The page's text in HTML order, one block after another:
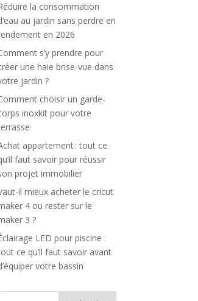
la consommation
au jardin sans perdre en
en 2026
s’y prendre pour
une haie brise-vue dans
jardin ?
choisir un garde-
inoxkit pour votre
appartement : tout ce
faut savoir pour réussir
projet immobilier
il mieux acheter le cricut
4 ou rester sur le
3 ?
LED pour piscine :
ce qu’il faut savoir avant
votre bassin